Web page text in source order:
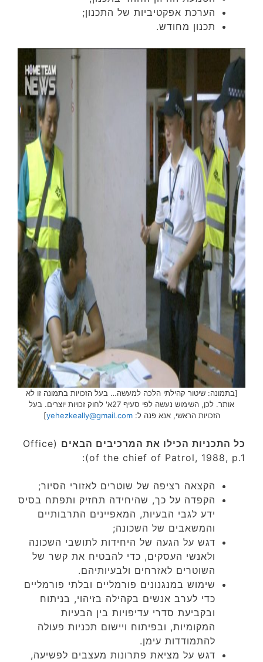
הערכת אפקטיביות של התכנון;
תכנון מחודש.
[בתמונה: שיטור קהילתי הלכה למעשה… בעל הזכויות בתמונה זו לא
אותר. לכן, השימוש נעשה לפי סעיף 27א' לחוק זכויות יוצרים. בעל
הזכויות הראשי, אנא פנה ל:yehezkeally@gmail.com
]
כל התכניות הכילו את המרכיבים הבאים
(Office
of the chief of Patrol, 1988, p.1):
הקצאה רציפה של שוטרים לאזורי הסיור;
הקפדה על כך, שהיחידה תחזיק ותפתח בסיס
ידע לגבי הבעיות, המאפיינים התרבותיים
והמשאבים של השכונה;
דגש על הגעה של היחידות לתושבי השכונה
ולאנשי העסקים, כדי להבטיח את קשר של
השוטרים לאזרחים ולבעיותיהם.
שימוש במנגנונים פורמליים ובלתי פורמליים
כדי לערב אנשים בקהילה בזיהוי, בניתוח
ובקביעת סדרי עדיפויות בין הבעיות
המקומיות, ובפיתוח ויישום תכניות פעולה
להתמודדות עימן.
דגש על מציאת פתרונות מעצבים לפשיעה,